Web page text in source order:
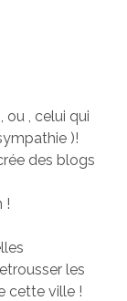
, celui qui
)!
des blogs
!
les
cette ville !